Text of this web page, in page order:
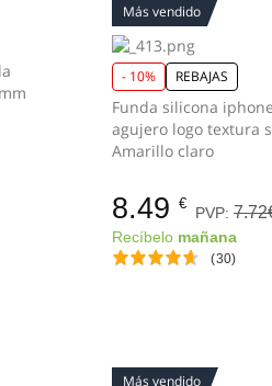
Más vendido
- 10% REBAJAS
Funda silicona
agujero logo textura
Amarillo claro
8.49 €
PVP:
Recíbelo mañana
(30)
Más vendido